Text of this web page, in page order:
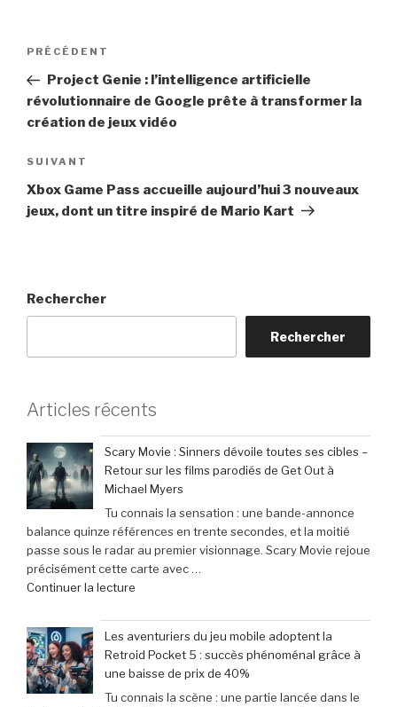
Navigation
l’article
Article
précédent
PRÉCÉDENT
Project Genie : l’intelligence artificielle
révolutionnaire de Google prête à transformer la
création de jeux vidéo
Article
suivant
SUIVANT
Xbox Game Pass accueille aujourd’hui 3 nouveaux
jeux, dont un titre inspiré de Mario Kart
Rechercher
Rechercher
Articles récents
Scary Movie : Sinners dévoile toutes ses cibles –
Retour sur les films parodiés de Get Out à
Michael Myers
Tu connais la sensation : une bande-annonce
balance quinze références en trente secondes, et la moitié
passe sous le radar au premier visionnage. Scary Movie rejoue
précisément cette carte avec …
Continuer la lecture
Movie
:
Sinners
dévoile
toutes
Les aventuriers du jeu mobile adoptent la
Retroid Pocket 5 : succès phénoménal grâce à
une baisse de prix de 40%
Tu connais la scène : une partie lancée dans le